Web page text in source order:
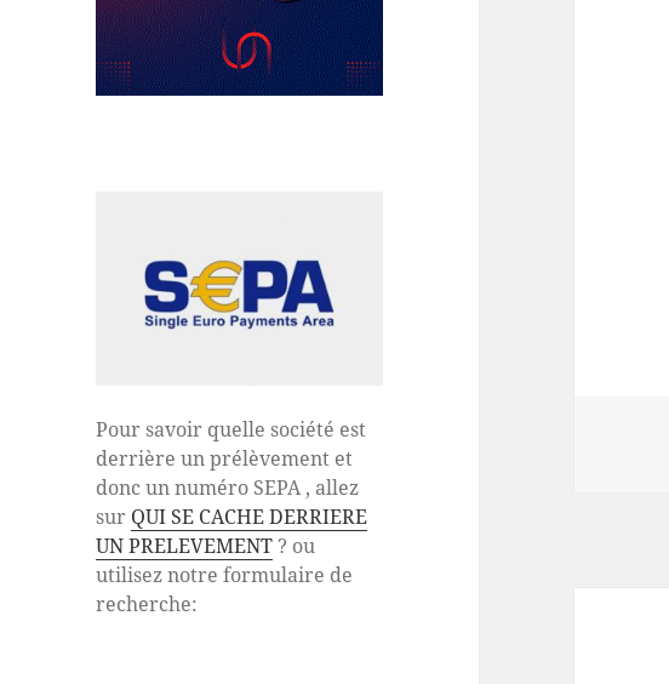
Pour savoir quelle société est
derrière un prélèvement et
donc un numéro SEPA , allez
sur QUI SE CACHE DERRIERE
UN PRELEVEMENT? ou
utilisez notre formulaire de
recherche: